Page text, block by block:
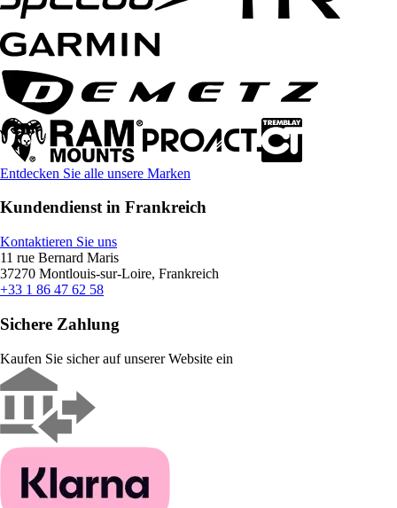
Entdecken Sie alle unsere Marken
Kundendienst in Frankreich
Kontaktieren Sie uns
11 rue Bernard Maris
37270 Montlouis-sur-Loire, Frankreich
+33 1 86 47 62 58
Sichere Zahlung
Kaufen Sie sicher auf unserer Website ein